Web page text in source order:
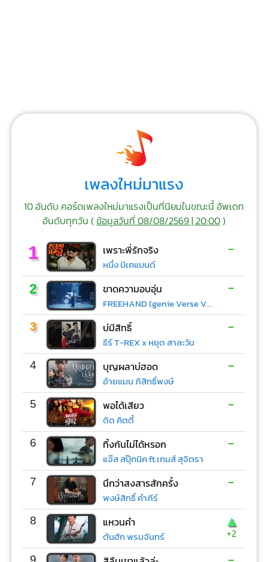
เพลงใหม่มาแรง
10 อันดับ คอร์ดเพลงใหม่มาแรงเป็นที่นิยมในขณะนี้ อัพเดท
อันดับทุกวัน (ข้อมูลวันที่ 08/08/2569 | 20:00)
1 เพราะพี่รักจริง
หนึ่ง บีเคแบนด์
-
2 ขาดความอบอุ่น
FREEHAND (genie Verse Vol.1)
-
3 บ่มีสิทธิ์
ธีร์ T-REX x หยุด สาละวัน
-
4 บุญผลาบ่ฮอด
อ้ายแมน ภิสิทธิ์พงษ์
-
5 พอได้เสียว
ดิด คิตตี้
-
6 ทิ้งกันไม่ได้หรอก
แจ๊ส สปุ๊กนิค ft.เกมส์ สุจิตรา
-
7 นึกว่าสงสารสักครั้ง
พงษ์สิทธิ์ คำภีร์
-
8 แหวนคำ
ต้นฮัก พรมจันทร์
▲
+2
9